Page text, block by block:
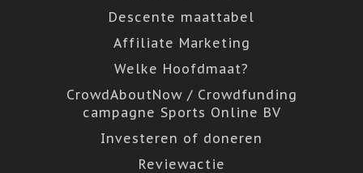
Descente maattabel
Affiliate Marketing
Welke Hoofdmaat?
CrowdAboutNow / Crowdfunding
campagne Sports Online BV
Investeren of doneren
Reviewactie